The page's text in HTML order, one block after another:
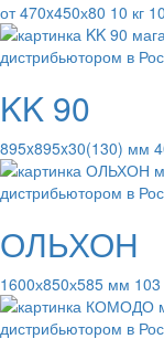
от 470x450х80 10 кг
KK 90
895x895x30(130) мм
ОЛЬХОН
1600х850х585 мм 103